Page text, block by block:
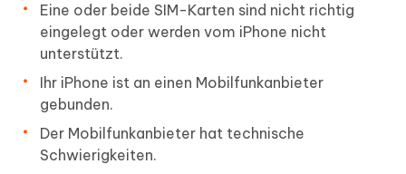
Eine oder beide SIM-Karten sind nicht richtig
eingelegt oder werden vom iPhone nicht
unterstützt.
Ihr iPhone ist an einen Mobilfunkanbieter
gebunden.
Der Mobilfunkanbieter hat technische
Schwierigkeiten.